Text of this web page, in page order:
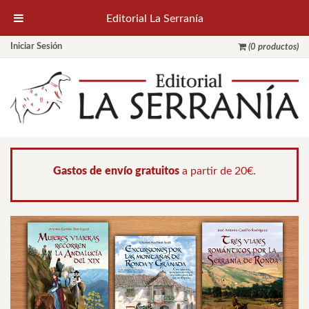
Iniciar Sesión (0 productos)
Gastos de envío gratuitos a partir de 20€.
Editorial La Serranía